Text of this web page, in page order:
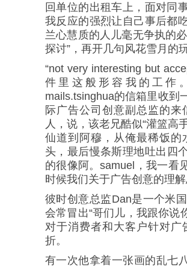
回单位的出租车上，面对同
我反应的强烈让自己事后都
兰心慧质的人儿毫无争执的
探讨”，再开几句风花雪月的
“not very interesting but
件里这般形容我的工作
mails.tsinghua的信箱里收到
际广告公司创意副总监的
人，说，该老兄酷似“灌篮高
仙道到阿穆，从俺最稀饭
头，最后慢条斯理地吐出
的很像阿。samuel，我一看
时候我们关于广告创意的理
彼时创意总监Dan是一个米
会常冒出“哥们儿，我跟你说
对于消费者和大客户针对
折。
有一次他拿着一张画的乱七